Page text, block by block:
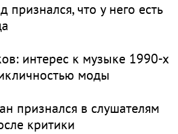
признался, что у него есть
интерес к музыке 1990-х
моды
признался в слушателям
критики